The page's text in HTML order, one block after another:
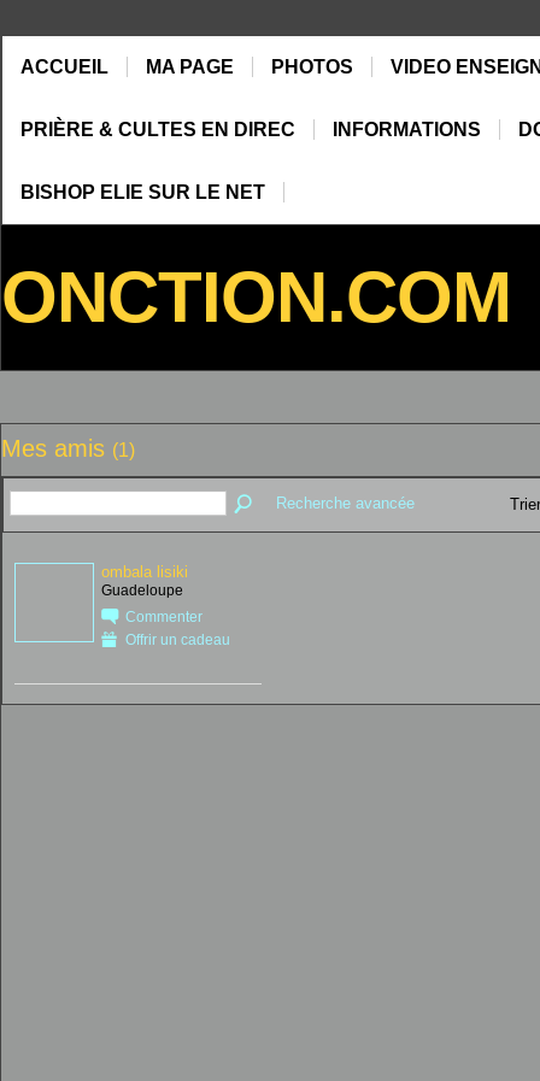
ACCUEIL MA PAGE PHOTOS VIDEO
PRIÈRE & CULTES EN DIREC INFORMATIONS
BISHOP ELIE SUR LE NET
ONCTION.COM
Mes amis (1)
Recherche avancée
ombala lisiki
Guadeloupe
Commenter
Offrir un cadeau